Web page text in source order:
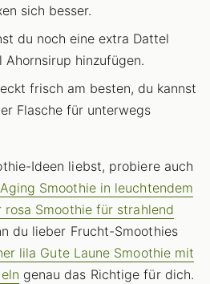
sich besser.
du noch eine extra Dattel
Ahornsirup hinzufügen.
frisch am besten, du kannst
Flasche für unterwegs
Ideen liebst, probiere auch
Smoothie in leuchtendem
rosa Smoothie für strahlend
du lieber Frucht-Smoothies
lila Gute Laune Smoothie mit
genau das Richtige für dich.